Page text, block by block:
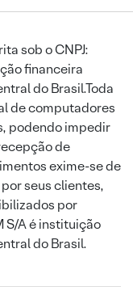
sob o CNPJ:
financeira
do Brasil.Toda
de computadores
podendo impedir
de
exime-se de
seus clientes,
por
S/A é instituição
do Brasil.